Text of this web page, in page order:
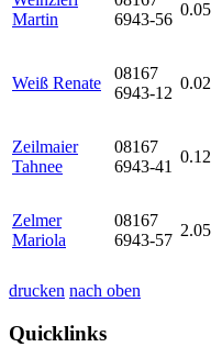
Martin
6943-56
0.05
Weiß Renate
08167
6943-12
0.02
Zeilmaier
Tahnee
08167
6943-41
0.12
Zelmer
Mariola
08167
6943-57
2.05
drucken nach oben
Quicklinks